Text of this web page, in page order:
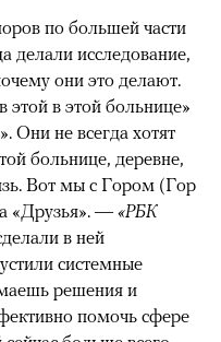
по большей части
делали исследование,
они это делают.
в этой больнице»
Они не всегда хотят
больнице, деревне,
Вот мы с Гором (Гор
«Друзья». — «РБК
в ней
системные
решения и
помочь сфере